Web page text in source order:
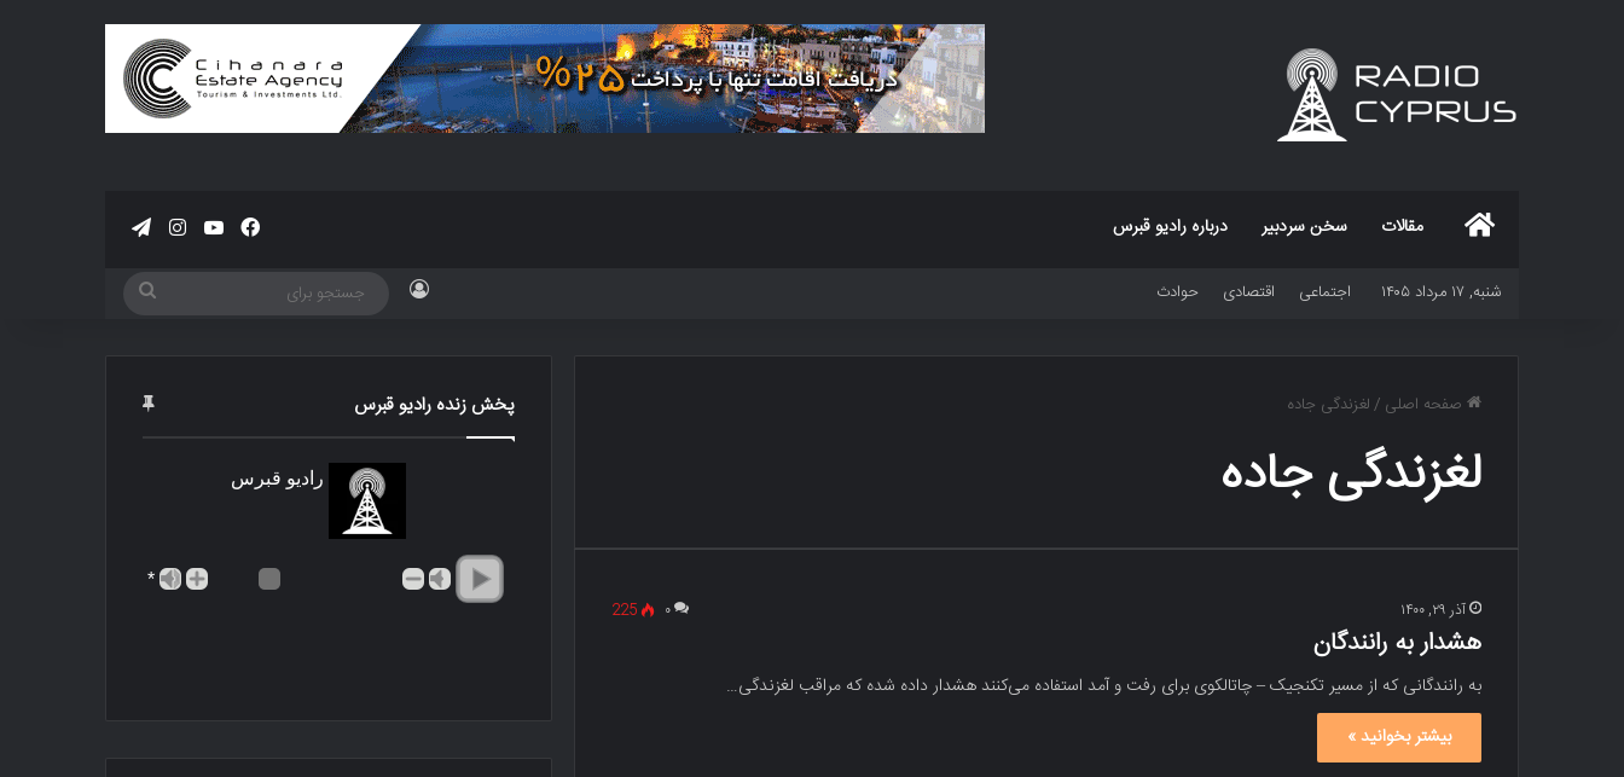
مقالات سخن سردبیر درباره رادیو قبرس فیسبوکیوتیوباینستاگرام
شنبه, ۱۷ مرداد ۱۴۰۵ اجتماعی اقتصادی حوادث
صفحه اصلی /لغزندگی جاده
لغزندگی جاده
آذر ۲۹, ۱۴۰۰ ۰ 225
هشدار به رانندگان
به رانندگانی که از مسیر تکنجیک – چاتالکوی برای رفت و آمد استفاده می‌کنند هشدار داده شده که مراقب لغزندگی…
بیشتر بخوانید »
پخش زنده رادیو قبرس
رادیو قبرس
*